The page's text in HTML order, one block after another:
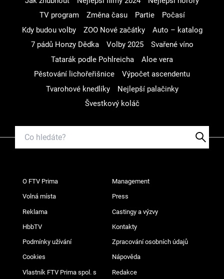
TV program
Změna času Partie
Počasí
Kdy budou volby
ZOO Nové začátky
Auto – katalog
7 pádů Honzy Dědka
Volby 2025
Svařené víno
Tatarák podle Pohlreicha
Aloe vera
Pěstování lichořeřišnice
Výpočet ascendentu
Tvarohové knedlíky
Nejlepší palačinky
Švestkový koláč
O FTV Prima Management
Volná místa Press
Reklama Castingy a výzvy
HbbTV Kontakty
Podmínky užívání Zpracování osobních údajů
Cookies Nápověda
Vlastník FTV Prima spol. s
Redakce